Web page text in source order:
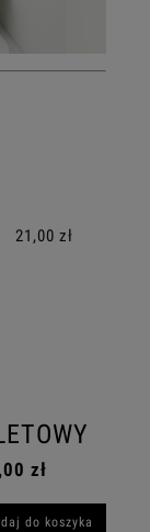
21,00 zł
zł
do koszyka